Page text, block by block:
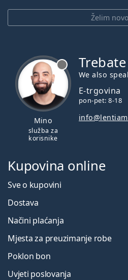
Želim
Mino
služba za
korisnike
We also
E-trgovina
pon-pet: 8-18
Kupovina online
Sve o kupovini
Dostava
Načini plaćanja
Mjesta za preuzimanje robe
Poklon bon
Uvjeti poslovanja